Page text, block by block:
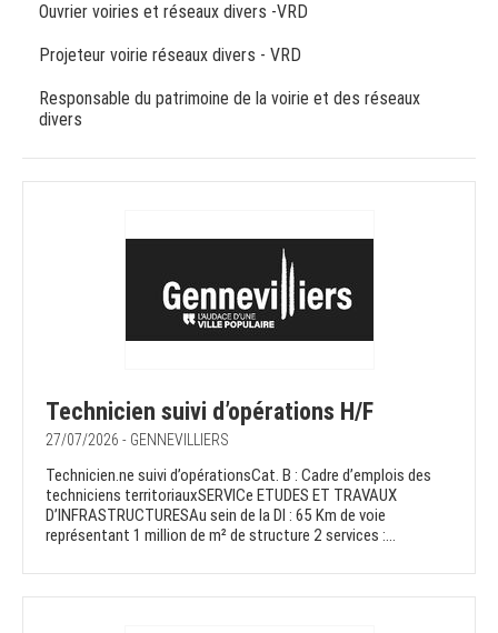
Ouvrier voiries et réseaux divers -VRD
Projeteur voirie réseaux divers - VRD
Responsable du patrimoine de la voirie et des réseaux
divers
Technicien suivi d’opérations H/F
27/07/2026 - GENNEVILLIERS
Technicien.ne suivi d’opérationsCat. B : Cadre d’emplois des
techniciens territoriauxSERVICe ETUDES ET TRAVAUX
D’INFRASTRUCTURESAu sein de la DI : 65 Km de voie
représentant 1 million de m² de structure 2 services :...